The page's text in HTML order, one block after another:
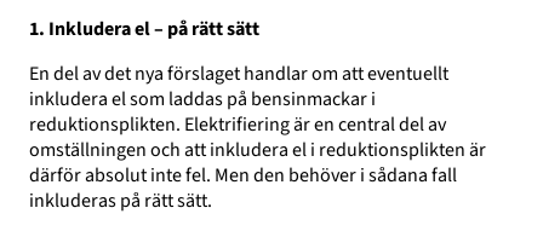
1. Inkludera el – på rätt sätt
En del av det nya förslaget handlar om att eventuellt
inkludera el som laddas på bensinmackar i
reduktionsplikten. Elektrifiering är en central del av
omställningen och att inkludera el i reduktionsplikten är
därför absolut inte fel. Men den behöver i sådana fall
inkluderas på rätt sätt.